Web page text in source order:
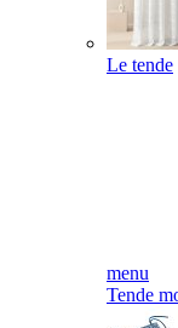
Le tende
menu
Tende